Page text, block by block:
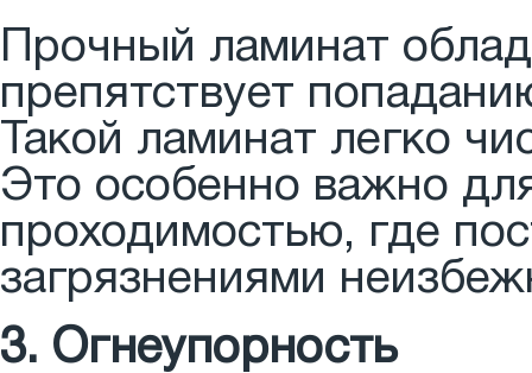
Прочный ламинат
препятствует
Такой ламинат легко
Это особенно важно
проходимостью, где
загрязнениями
3. Огнеупорность